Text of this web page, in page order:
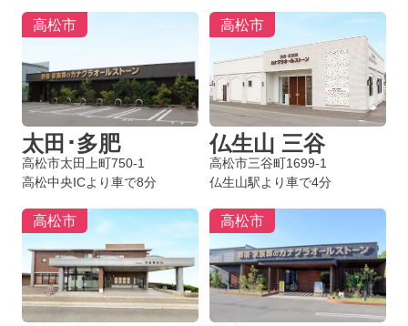
高松市
太田･多肥
高松市太田上町750-1
高松中央ICより車で8分
高松市
仏生山 三谷
高松市三谷町1699-1
仏生山駅より車で4分
高松市 高松市